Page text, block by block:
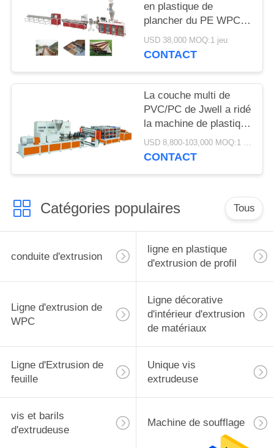
en plastique de
plancher du PE WPC
de Jwell beaucoup de
fois utilisant la machine
USD 38,000 MOQ:1 jeu
CONTACT
La couche multi de
PVC/PC de Jwell a ridé
la machine de plastique
d'isolation thermique de
tuile de toit
USD 8,800-103,000 MOQ:1 jeu
CONTACT
Catégories populaires Tous
conduite d'extrusion
ligne en plastique
d'extrusion de profil
Ligne d'extrusion de
WPC
Ligne décorative
d'intérieur d'extrusion
de matériaux
Ligne d'Extrusion de
feuille
Unique vis
extrudeuse
vis et barils
d'extrudeuse
Machine de soufflage